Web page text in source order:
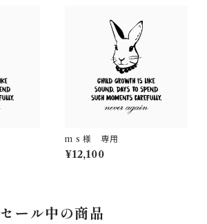
m s 様 専用
¥12,100
セール中の商品